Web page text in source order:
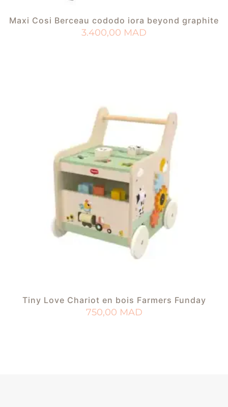
Maxi Cosi Berceau cododo iora beyond graphite
3.400,00 MAD
Tiny Love Chariot en bois Farmers Funday
750,00 MAD